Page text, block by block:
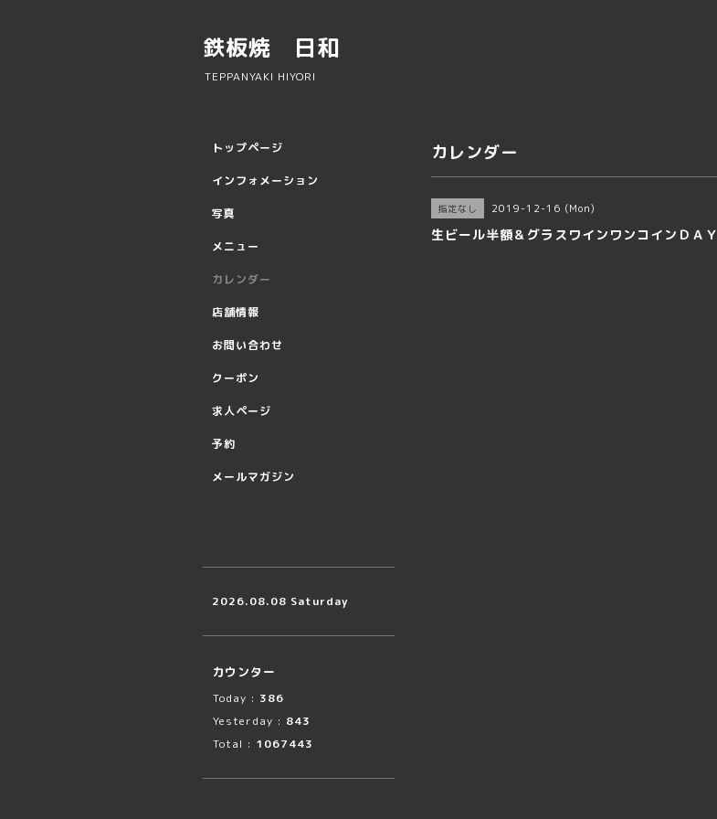
鉄板焼 日和
TEPPANYAKI HIYORI
カレンダー
指定なし 2019-12-16 (Mon)
生ビール半額＆グラスワインワンコインＤＡＹ
トップページ
インフォメーション
写真
メニュー
カレンダー
店舗情報
お問い合わせ
クーポン
求人ページ
予約
メールマガジン
2026.08.08 Saturday
カウンター
Today : 386
Yesterday : 843
Total : 1067443